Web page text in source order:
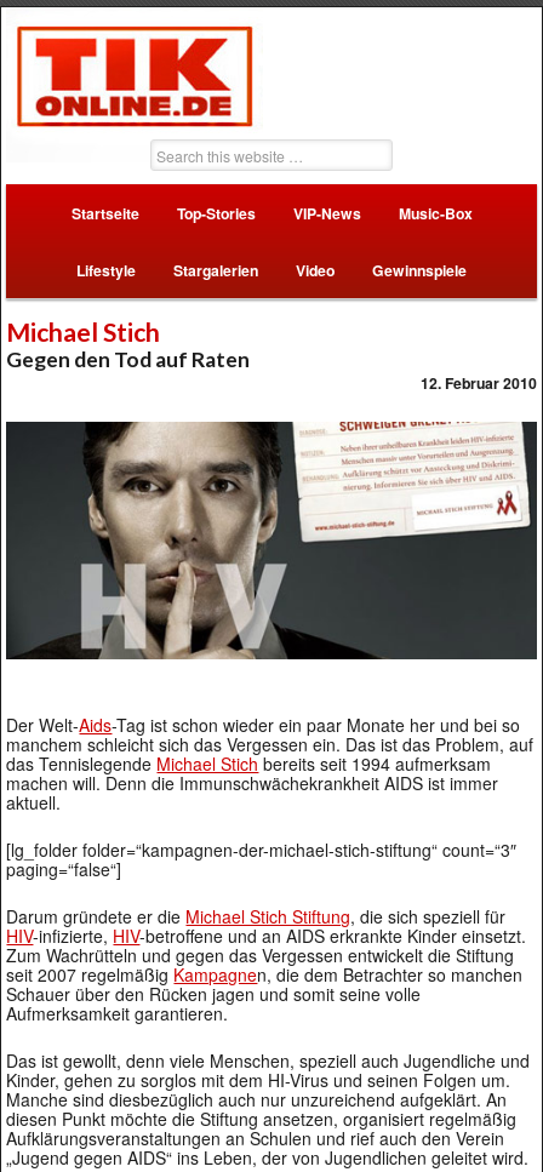
Startseite Top-Stories VIP-News Music-Box
Lifestyle Stargalerien Video Gewinnspiele
Michael Stich
Gegen den Tod auf Raten
12. Februar 2010
Der Welt-Aids-Tag ist schon wieder ein paar Monate her und bei so
manchem schleicht sich das Vergessen ein. Das ist das Problem, auf
das Tennislegende Michael Stich bereits seit 1994 aufmerksam
machen will. Denn die Immunschwächekrankheit AIDS ist immer
aktuell.
[lg_folder folder=“kampagnen-der-michael-stich-stiftung“ count=“3″
paging=“false“]
Darum gründete er die Michael Stich Stiftung, die sich speziell für
HIV-infizierte, HIV-betroffene und an AIDS erkrankte Kinder einsetzt.
Zum Wachrütteln und gegen das Vergessen entwickelt die Stiftung
seit 2007 regelmäßig Kampagnen, die dem Betrachter so manchen
Schauer über den Rücken jagen und somit seine volle
Aufmerksamkeit garantieren.
Das ist gewollt, denn viele Menschen, speziell auch Jugendliche und
Kinder, gehen zu sorglos mit dem HI-Virus und seinen Folgen um.
Manche sind diesbezüglich auch nur unzureichend aufgeklärt. An
diesen Punkt möchte die Stiftung ansetzen, organisiert regelmäßig
Aufklärungsveranstaltungen an Schulen und rief auch den Verein
„Jugend gegen AIDS“ ins Leben, der von Jugendlichen geleitet wird.